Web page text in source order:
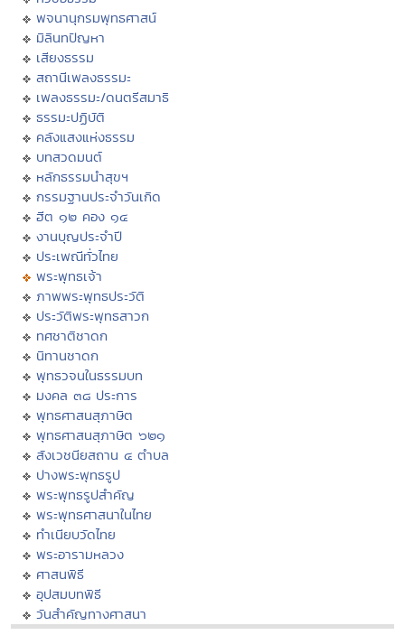
พจนานุกรมพุทธศาสน์
มิลินทปัญหา
เสียงธรรม
สถานีเพลงธรรมะ
เพลงธรรมะ/ดนตรีสมาธิ
ธรรมะปฏิบัติ
คลังแสงแห่งธรรม
บทสวดมนต์
หลักธรรมนำสุขฯ
กรรมฐานประจำวันเกิด
ฮีต ๑๒ คอง ๑๔
งานบุญประจำปี
ประเพณีทั่วไทย
พระพุทธเจ้า
ภาพพระพุทธประวัติ
ประวัติพระพุทธสาวก
ทศชาติชาดก
นิทานชาดก
พุทธวจนในธรรมบท
มงคล ๓๘ ประการ
พุทธศาสนสุภาษิต
พุทธศาสนสุภาษิต ๖๒๑
สังเวชนียสถาน ๔ ตำบล
ปางพระพุทธรูป
พระพุทธรูปสำคัญ
พระพุทธศาสนาในไทย
ทำเนียบวัดไทย
พระอารามหลวง
ศาสนพิธี
อุปสมบทพิธี
วันสำคัญทางศาสนา